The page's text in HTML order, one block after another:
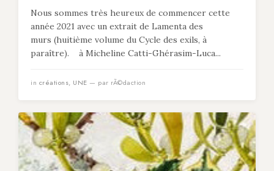
Nous sommes très heureux de commencer cette
année 2021 avec un extrait de Lamenta des
murs (huitième volume du Cycle des exils, à
paraître). à Micheline Catti-Ghérasim-Luca...
in créations, UNE — par rÃ©daction